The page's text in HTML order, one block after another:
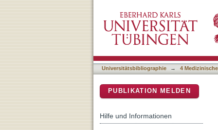
Pandemic
safety and health from a
company sites of one
Universitätsbibliographie → 4
PUBLIKATION MELDEN
Hilfe und Informationen